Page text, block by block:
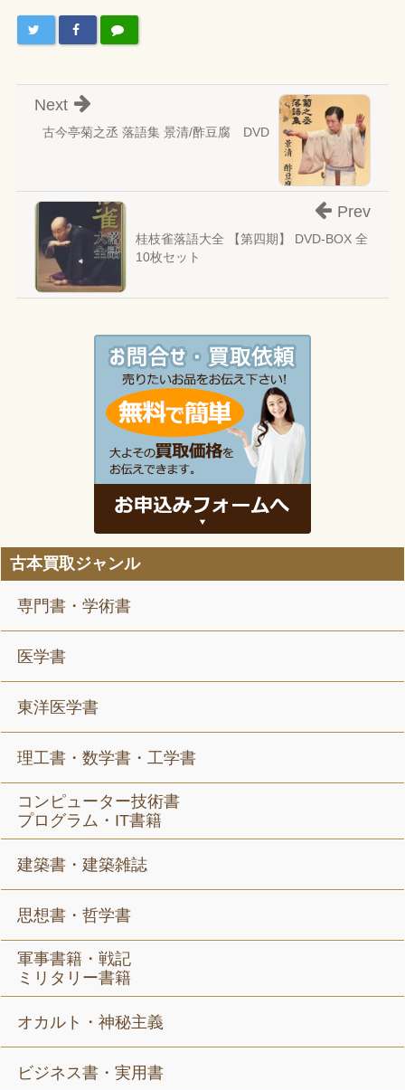
古今亭菊之丞 落語集 景清/酢豆腐 DVD
Next
桂枝雀落語大全 【第四期】 DVD-BOX 全
10枚セット
Prev
古本買取ジャンル
専門書・学術書
医学書
東洋医学書
理工書・数学書・工学書
コンピューター技術書
プログラム・IT書籍
建築書・建築雑誌
思想書・哲学書
軍事書籍・戦記
ミリタリー書籍
オカルト・神秘主義
ビジネス書・実用書